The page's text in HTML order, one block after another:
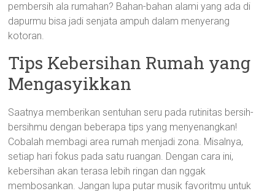
pembersih ala rumahan? Bahan-bahan alami yang ada di
dapurmu bisa jadi senjata ampuh dalam menyerang
kotoran.
Tips Kebersihan Rumah yang
Mengasyikkan
Saatnya memberikan sentuhan seru pada rutinitas bersih-
bersihmu dengan beberapa tips yang menyenangkan!
Cobalah membagi area rumah menjadi zona. Misalnya,
setiap hari fokus pada satu ruangan. Dengan cara ini,
kebersihan akan terasa lebih ringan dan nggak
membosankan. Jangan lupa putar musik favoritmu untuk